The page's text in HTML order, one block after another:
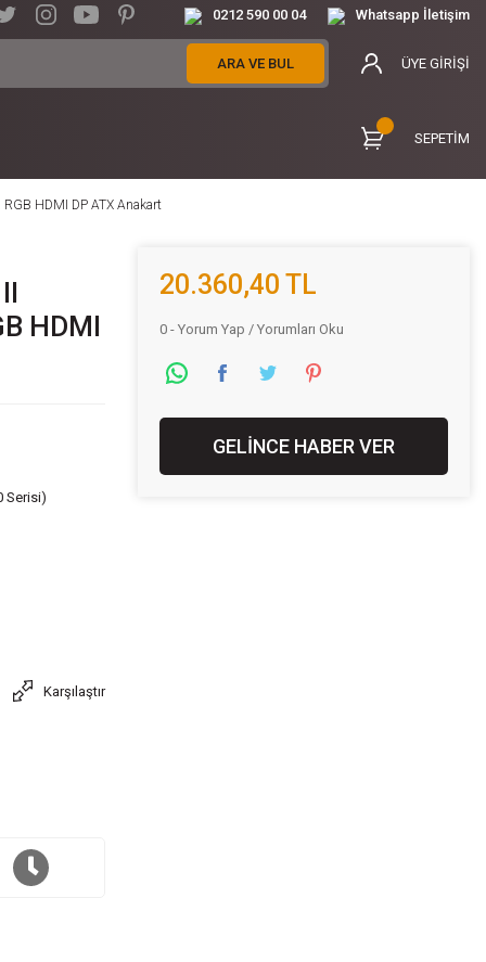
0212 590 00 04 Whatsapp İletişim
ARA VE BUL ÜYE GİRİŞİ
SEPETİM
HDMI DP ATX Anakart
HDMI
Serisi)
Karşılaştır
20.360,40 TL
0 - Yorum Yap / Yorumları Oku
GELİNCE HABER VER